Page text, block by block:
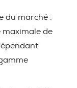
du marché :
maximale de